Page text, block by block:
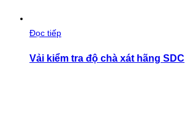
Đọc tiếp
Vải kiểm tra độ chà xát hãng SDC